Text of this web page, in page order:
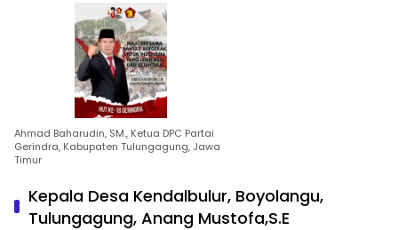
Ahmad Baharudin, SM., Ketua DPC Partai
Gerindra, Kabupaten Tulungagung, Jawa
Timur
Kepala Desa Kendalbulur, Boyolangu,
Tulungagung, Anang Mustofa,S.E